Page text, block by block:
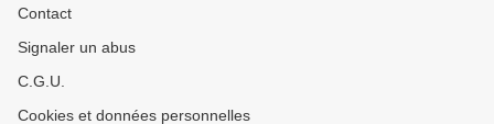
Contact
Signaler un abus
C.G.U.
Cookies et données personnelles